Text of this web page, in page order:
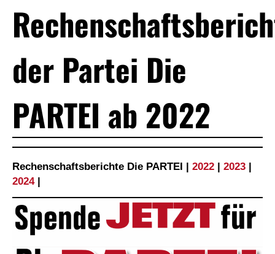
der Partei Die
PARTEI ab 2022
Rechenschaftsberichte Die PARTEI | 2022 | 2023 |
2024|